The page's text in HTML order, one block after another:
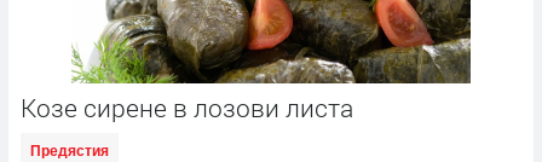
Козе сирене в лозови листа
Предястия